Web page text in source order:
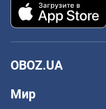
OBOZ.UA
Мир